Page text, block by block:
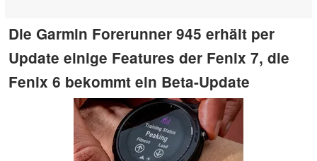
Die Garmin Forerunner 945 erhält per
Update einige Features der Fenix 7, die
Fenix 6 bekommt ein Beta-Update